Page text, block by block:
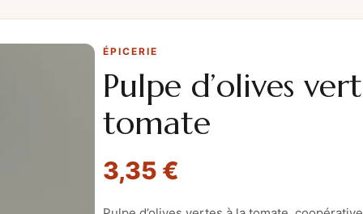
ÉPICERIE
Pulpe d’olives
tomate
3,35 €